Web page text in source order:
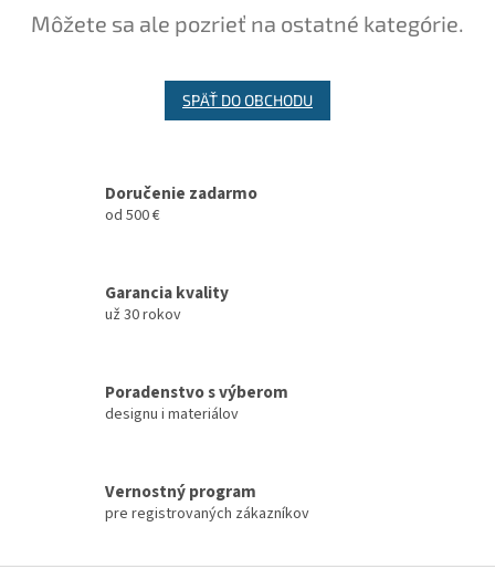
Môžete sa ale pozrieť na ostatné kategórie.
SPÄŤ DO OBCHODU
Doručenie zadarmo
od 500 €
Garancia kvality
už 30 rokov
Poradenstvo s výberom
designu i materiálov
Vernostný program
pre registrovaných zákazníkov